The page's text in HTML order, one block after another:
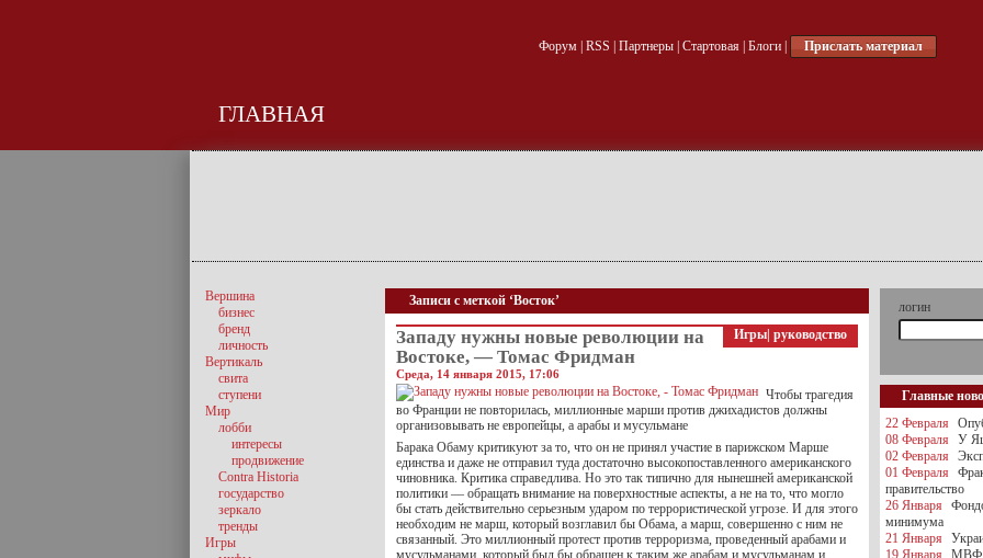
Форум| RSS Партнеры| Стартовая| Блоги| Прислать материал
ГЛАВНАЯ
Записи с меткой ‘Восток’
Игры руководство
Западу нужны новые революции на
Востоке, — Томас Фридман
Среда, 14 января 2015, 17:06
Чтобы трагедия
во Франции не повторилась, миллионные марши против джихадистов должны
организовывать не европейцы, а арабы и мусульмане
Барака Обаму критикуют за то, что он не принял участие в парижском Марше
единства и даже не отправил туда достаточно высокопоставленного американского
чиновника. Критика справедлива. Но это так типично для нынешней американской
политики — обращать внимание на поверхностные аспекты, а не на то, что могло
бы стать действительно серьезным ударом по террористической угрозе. И для этого
необходим не марш, который возглавил бы Обама, а марш, совершенно с ним не
связанный. Это миллионный протест против терроризма, проведенный арабами и
мусульманами, который был бы обращен к таким же арабам и мусульманам и
Вершина
бизнес
бренд
личность
Вертикаль
свита
ступени
Мир
лобби
интересы
продвижение
Contra Historia
государство
зеркало
тренды
Игры
логин
Главные
22 Февраля
08 Февраля
У
02 Февраля
01 Февраля
правительство
26 Января
минимума
21 Января
19 Января
МВФ